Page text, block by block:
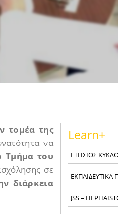
τομέα της
να
Τμήμα του
σε
διάρκεια
Learn+
ΕΤΗΣΙΟΣ
JSS –